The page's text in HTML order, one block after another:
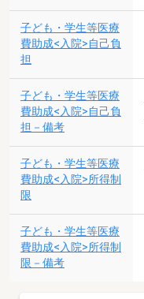
子ども・学生等医療
費助成<入院>自己負
担
子ども・学生等医療
費助成<入院>自己負
担－備考
子ども・学生等医療
費助成<入院>所得制
限
子ども・学生等医療
費助成<入院>所得制
限－備考